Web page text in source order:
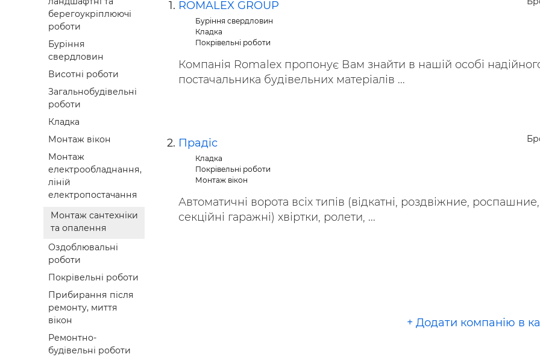
Будівельні і ремонтні послуги
берегоукріплюючі
роботи
Буріння
свердловин
Висотні роботи
Загальнобудівельні
роботи
Кладка
Монтаж вікон
Монтаж
електрообладнання,
ліній
електропостачання
Монтаж сантехніки
та опалення
Оздоблювальні
роботи
Покрівельні роботи
Прибирання після
ремонту, миття
вікон
Ремонтно-
будівельні роботи
ROMALEX GROUP
Буріння свердловин
Кладка
Покрівельні роботи
Компанія Romalex пропонує Вам знайти в нашій особі
постачальника будівельних матеріалів ...
Прадіс
Кладка
Покрівельні роботи
Монтаж вікон
Автоматичні ворота всіх типів (відкатні, роздвіжние, роспашние,
секційні гаражні) хвіртки, ролети, ...
+ Додати компанію в